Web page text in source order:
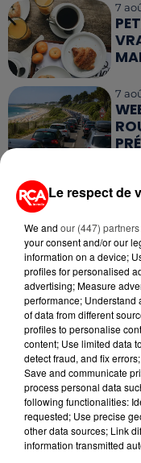
7
7
6
5
5
Le respect de
We and our (447) partners
your consent and/or our
information on a device;
profiles for personalised
advertising; Measure
performance; Understand
of data from different
profiles to personalise
content; Use limited data
detect fraud, and fix
Save and communicate
process personal data
following functionalities:
requested; Use precise
other data sources; Link
information transmitted